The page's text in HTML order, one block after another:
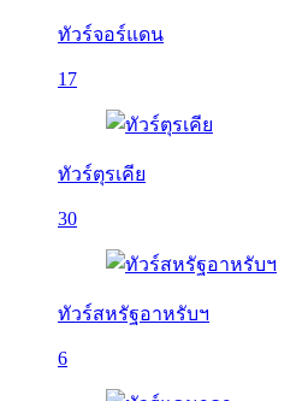
ทัวร์จอร์แดน
17
ทัวร์ตุรเคีย
30
ทัวร์สหรัฐอาหรับฯ
6